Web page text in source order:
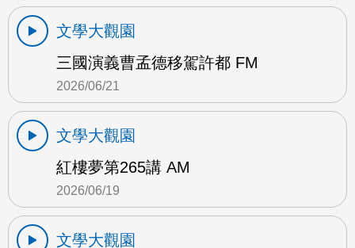
文學大觀園
三國演義曹孟德移駕許都 FM
2026/06/21
文學大觀園
紅樓夢第265講 AM
2026/06/19
文學大觀園